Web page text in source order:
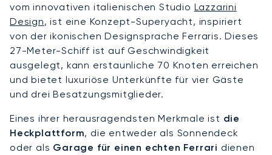
vom innovativen italienischen Studio Lazzarini
Design, ist eine Konzept-Superyacht, inspiriert
von der ikonischen Designsprache Ferraris. Dieses
27-Meter-Schiff ist auf Geschwindigkeit
ausgelegt, kann erstaunliche 70 Knoten erreichen
und bietet luxuriöse Unterkünfte für vier Gäste
und drei Besatzungsmitglieder.
Eines ihrer herausragendsten Merkmale ist die
Heckplattform, die entweder als Sonnendeck
oder als Garage für einen echten Ferrari dienen